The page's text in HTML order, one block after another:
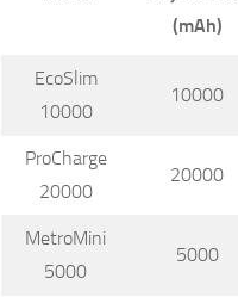
(mAh)
EcoSlim
10000
10000
ProCharge
20000
20000
MetroMini
5000
5000